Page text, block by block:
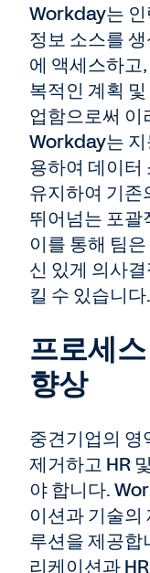
Workday는 인
정보 소스를
에 액세스하고
복적인 계획
업함으로써 이
Workday는 지
용하여 데이터
유지하여 기존
뛰어넘는 포괄
이를 통해 팀
신 있게 의사
킬 수 있습니다.
프로세
향상
중견기업의
제거하고 HR
야 합니다.
이션과 기술의
루션을 제공
리케이션과